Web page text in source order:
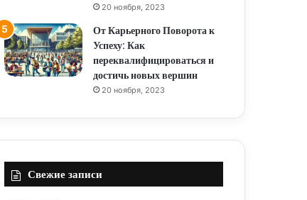
20 ноября, 2023
От Карьерного Поворота к
Успеху: Как
переквалифицироваться и
достичь новых вершин
20 ноября, 2023
Свежие записи